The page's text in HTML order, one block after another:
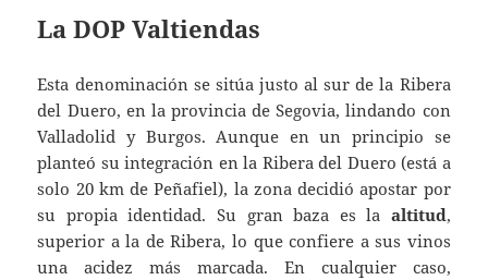
La DOP Valtiendas
Esta denominación se sitúa justo al sur de la Ribera
del Duero, en la provincia de Segovia, lindando con
Valladolid y Burgos. Aunque en un principio se
planteó su integración en la Ribera del Duero (está a
solo 20 km de Peñafiel), la zona decidió apostar por
su propia identidad. Su gran baza es la altitud,
superior a la de Ribera, lo que confiere a sus vinos
una acidez más marcada. En cualquier caso,